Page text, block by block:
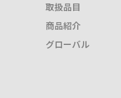
取扱品目
商品紹介
グローバル